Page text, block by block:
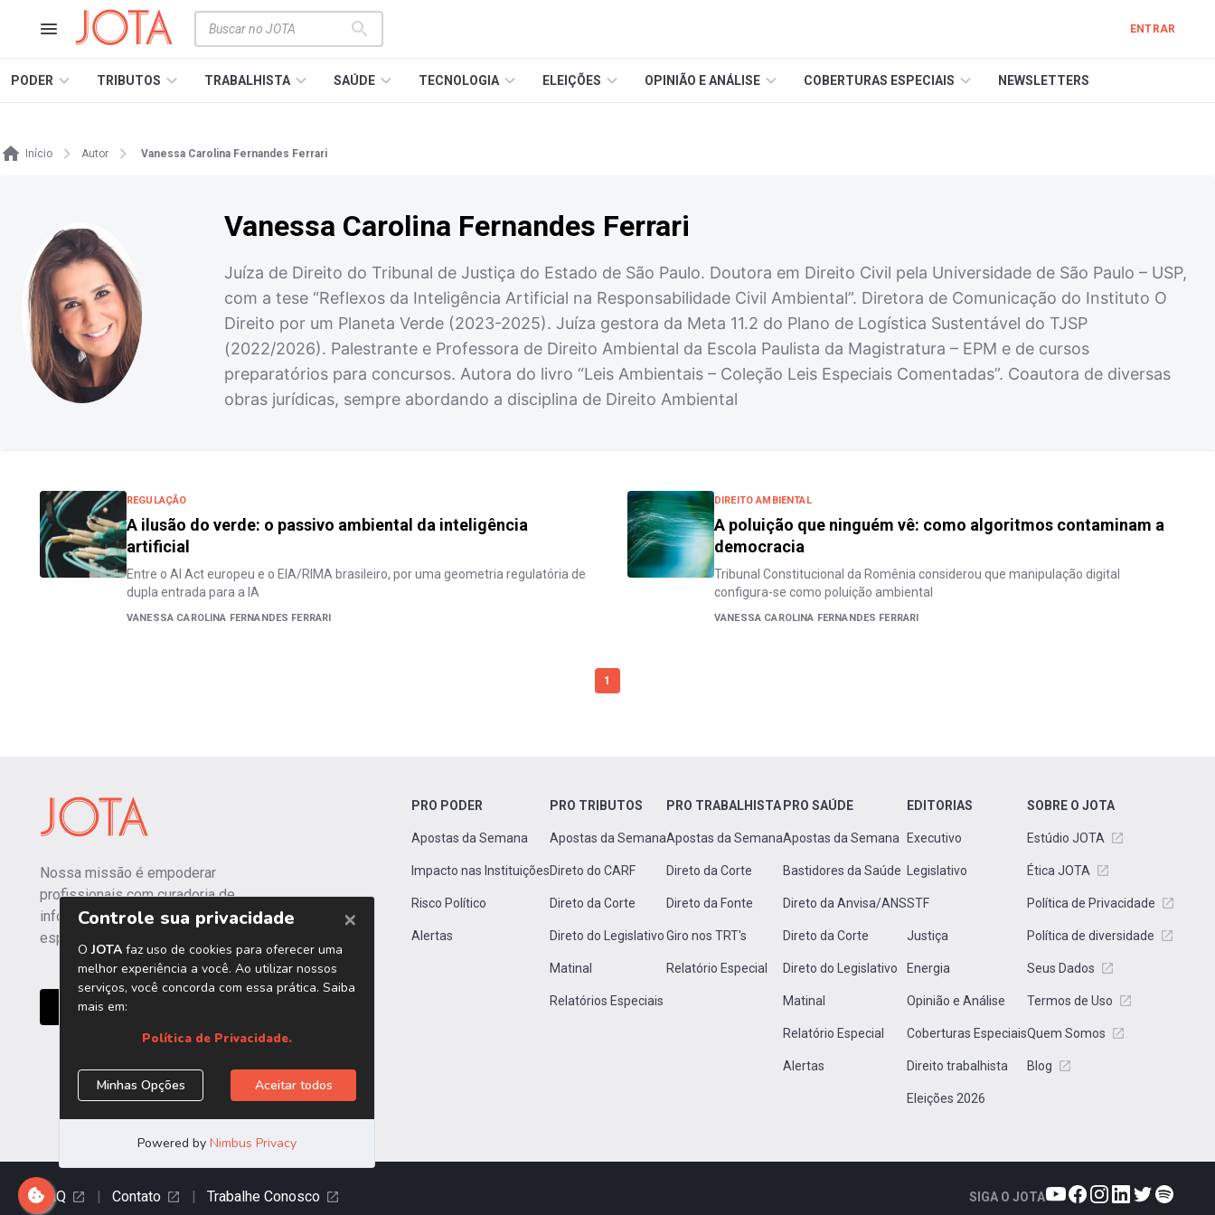
ENTRAR
PODER TRIBUTOS TRABALHISTA SAÚDE TECNOLOGIA ELEIÇÕES OPINIÃO E ANÁLISE COBERTURAS ESPECIAIS NEWSLETTERS
Início Autor Vanessa Carolina Fernandes Ferrari
Vanessa Carolina Fernandes Ferrari
Juíza de Direito do Tribunal de Justiça do Estado de São Paulo. Doutora em Direito Civil pela Universidade de São Paulo – USP,
com a tese “Reflexos da Inteligência Artificial na Responsabilidade Civil Ambiental”. Diretora de Comunicação do Instituto O
Direito por um Planeta Verde (2023-2025). Juíza gestora da Meta 11.2 do Plano de Logística Sustentável do TJSP
(2022/2026). Palestrante e Professora de Direito Ambiental da Escola Paulista da Magistratura – EPM e de cursos
preparatórios para concursos. Autora do livro “Leis Ambientais – Coleção Leis Especiais Comentadas”. Coautora de diversas
obras jurídicas, sempre abordando a disciplina de Direito Ambiental
REGULAÇÃO
A ilusão do verde: o passivo ambiental da inteligência
artificial
Entre o AI Act europeu e o EIA/RIMA brasileiro, por uma geometria regulatória de
dupla entrada para a IA
VANESSA CAROLINA FERNANDES FERRARI
DIREITO AMBIENTAL
A poluição que ninguém vê: como algoritmos contaminam a
democracia
Tribunal Constitucional da Romênia considerou que manipulação digital
configura-se como poluição ambiental
VANESSA CAROLINA FERNANDES FERRARI
1
Nossa missão é empoderar
profissionais com curadoria de
informações independentes e
especializadas.
CONHEÇA O JOTA PRO
PRO PODER
Apostas da Semana
Impacto nas Instituições
Risco Político
Alertas
PRO TRIBUTOS
Apostas da Semana
Direto do CARF
Direto da Corte
Direto do Legislativo
Matinal
Relatórios Especiais
PRO TRABALHISTA
Apostas da Semana
Direto da Corte
Direto da Fonte
Giro nos TRT's
Relatório Especial
PRO SAÚDE
Apostas da Semana
Bastidores da Saúde
Direto da Anvisa/ANS
Direto da Corte
Direto do Legislativo
Matinal
Relatório Especial
Alertas
EDITORIAS
Executivo
Legislativo
STF
Justiça
Energia
Opinião e Análise
Coberturas Especiais
Direito trabalhista
Eleições 2026
SOBRE O JOTA
Estúdio JOTA
Ética JOTA
Política de Privacidade
Política de diversidade
Seus Dados
Termos de Uso
Quem Somos
Blog
FAQ | Contato | Trabalhe Conosco SIGA O JOTA